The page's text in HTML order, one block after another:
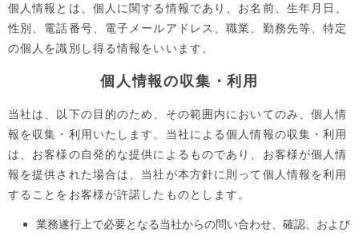
個人情報とは、個人に関する情報であり、お名前、生年月日、
性別、電話番号、電子メールアドレス、職業、勤務先等、特定
の個人を識別し得る情報をいいます。
個人情報の収集・利用
当社は、以下の目的のため、その範囲内においてのみ、個人情
報を収集・利用いたします。当社による個人情報の収集・利用
は、お客様の自発的な提供によるものであり、お客様が個人情
報を提供された場合は、当社が本方針に則って個人情報を利用
することをお客様が許諾したものとします。
業務遂行上で必要となる当社からの問い合わせ、確認、および